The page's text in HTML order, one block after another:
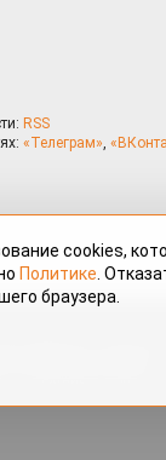
RSS
«Телеграм»,
редакции,
материалов,
с указанием ссылки
cookies,
Политике .
браузера.